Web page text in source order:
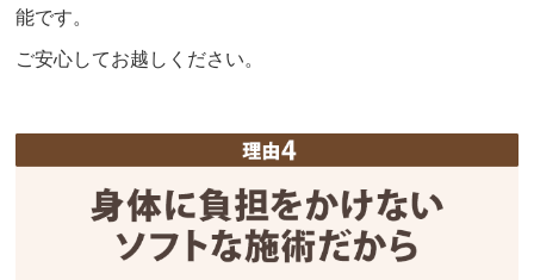
能です。
ご安心してお越しください。